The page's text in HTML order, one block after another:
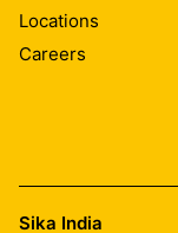
Locations
Careers
Sika India